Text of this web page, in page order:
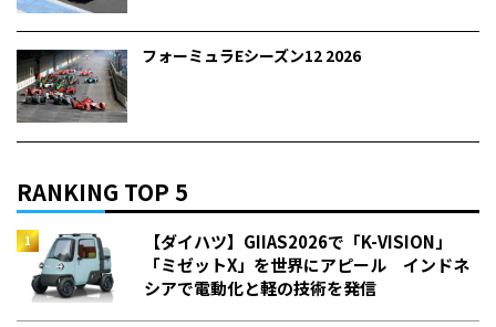
フォーミュラEシーズン12 2026
RANKING TOP 5
【ダイハツ】GIIAS2026で「K-VISION」
「ミゼットX」を世界にアピール インドネ
シアで電動化と軽の技術を発信